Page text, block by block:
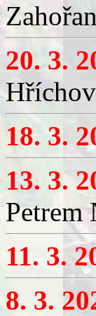
20. 3.
18. 3.
13. 3.
Petrem
11. 3.
8. 3.